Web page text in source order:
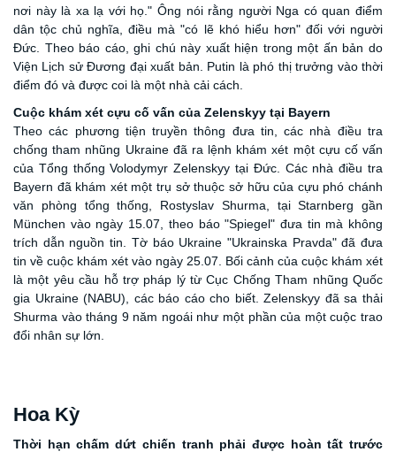
nơi này là xa lạ với họ." Ông nói rằng người Nga có quan điểm
dân tộc chủ nghĩa, điều mà "có lẽ khó hiểu hơn" đối với người
Đức. Theo báo cáo, ghi chú này xuất hiện trong một ấn bản do
Viện Lịch sử Đương đại xuất bản. Putin là phó thị trưởng vào thời
điểm đó và được coi là một nhà cải cách.
Cuộc khám xét cựu cố vấn của Zelenskyy tại Bayern
Theo các phương tiện truyền thông đưa tin, các nhà điều tra
chống tham nhũng Ukraine đã ra lệnh khám xét một cựu cố vấn
của Tổng thống Volodymyr Zelenskyy tại Đức. Các nhà điều tra
Bayern đã khám xét một trụ sởthuộc sở hữu của cựu phó chánh
văn phòng tổng thống, Rostyslav Shurma, tại Starnberg gần
München vào ngày 15 .07, theo báo "Spiegel" đưa tin mà không
trích dẫn nguồn tin. Tờ báo Ukraine "Ukrainska Pravda" đã đưa
tin về cuộc khám xét vào ngày 25 .07. Bối cảnh của cuộc khám xét
là một yêu cầu hỗ trợ pháp lý từ Cục Chống Tham nhũng Quốc
gia Ukraine (NABU), các báo cáo cho biết. Zelenskyy đã sa thải
Shurma vào tháng 9 năm ngoái như một phần của một cuộc trao
đổi nhân sự lớn.
Hoa Kỳ
Thời hạnchấm dứt chiến tranh phải được hoàn tất trước